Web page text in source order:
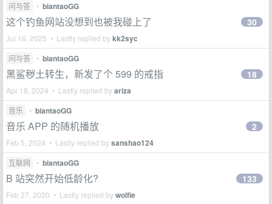
问与答 • biantaoGG
这个钓鱼网站没想到也被我碰上了
Jul 16, 2025 • Lastly replied bykk2syc
30
问与答 • biantaoGG
黑鲨秽土转生，新发了个 599 的戒指
Apr 18, 2024 • Lastly replied byariza
18
音乐 • biantaoGG
音乐 APP 的随机播放
Feb 5, 2024 • Lastly replied bysanshao124
2
互联网 • biantaoGG
B 站突然开始低龄化?
Feb 27, 2020 • Lastly replied bywolfie
133